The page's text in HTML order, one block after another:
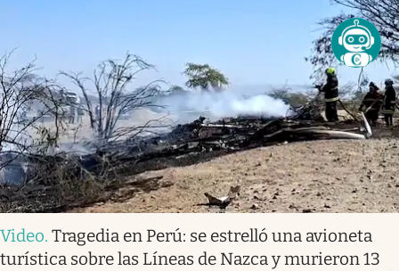
Video. Tragedia en Perú: se estrelló una avioneta
turística sobre las Líneas de Nazca y murieron 13